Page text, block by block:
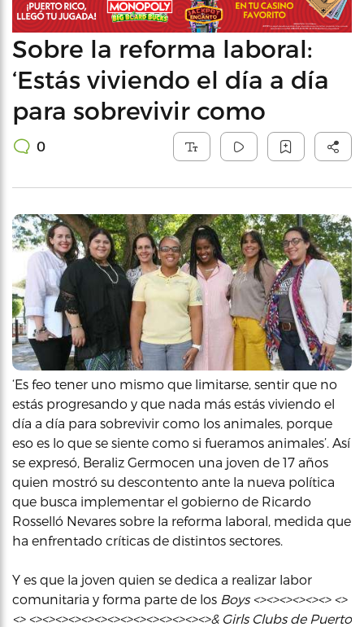
Sobre la reforma laboral:
‘Estás viviendo el día a día
para sobrevivir como
0
‘Es feo tener uno mismo que limitarse, sentir que no
estás progresando y que nada más estás viviendo el
día a día para sobrevivir como los animales, porque
eso es lo que se siente como si fueramos animales’. Así
se expresó, Beraliz Germocen una joven de 17 años
quien mostró su descontento ante la nueva política
que busca implementar el gobierno de Ricardo
Rosselló Nevares sobre la reforma laboral, medida que
ha enfrentado críticas de distintos sectores.
Y es que la joven quien se dedica a realizar labor
comunitaria y forma parte de los Boys <><><><><><> <>
<> <><><><><><><><><><><><><><>& Girls Clubs de Puerto